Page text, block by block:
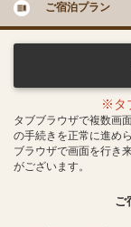
ご宿泊プラン
※タ
タブブラウザで複数画
の手続きを正常に進め
ブラウザで画面を行き
がございます。
ご